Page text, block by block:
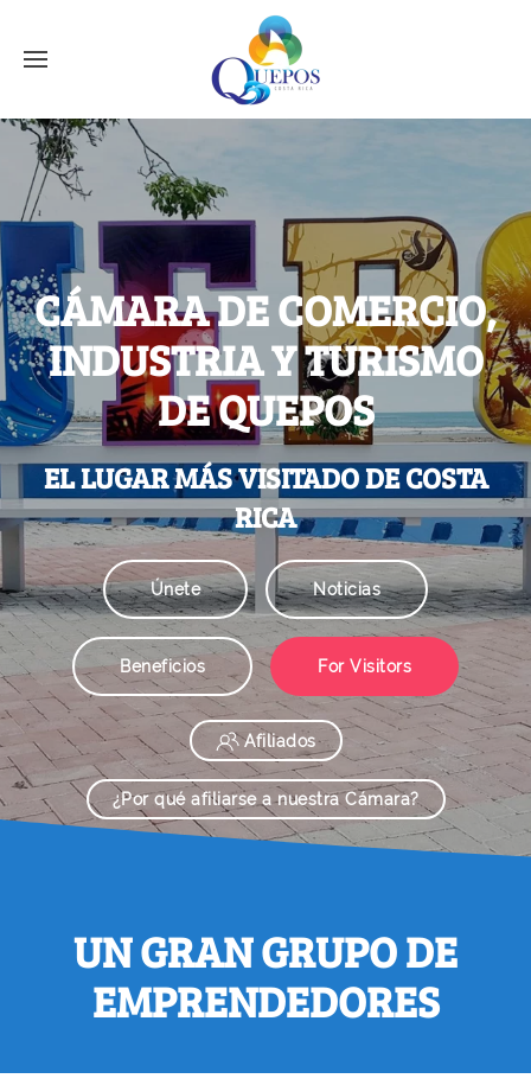
CÁMARA DE COMERCIO,
INDUSTRIA Y TURISMO
DE QUEPOS
EL LUGAR MÁS VISITADO DE COSTA
RICA
Únete Noticias
Beneficios For Visitors
Afiliados
¿Por qué afiliarse a nuestra Cámara?
UN GRAN GRUPO DE
EMPRENDEDORES